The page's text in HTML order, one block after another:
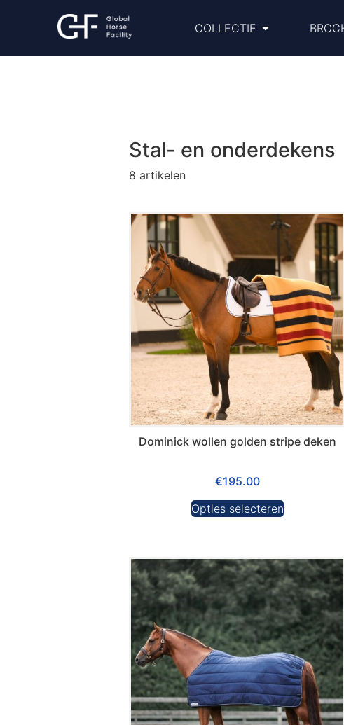
COLLECTIE
Stal- en onderdekens
8 artikelen
Dominick wollen golden stripe deken
€195.00
Opties selecteren